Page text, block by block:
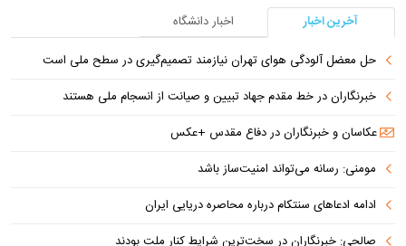
آخرین اخبار
اخبار دانشگاه
حل معضل آلودگی هوای تهران نیازمند تصمیم‌گیری در سطح ملی است
خبرنگاران در خط مقدم جهاد تبیین و صیانت از انسجام ملی هستند
عکاسان و خبرنگاران در دفاع مقدس +عکس
مومنی: رسانه می‌تواند امنیت‌ساز باشد
ادامه ادعاهای سنتکام درباره محاصره دریایی ایران
صالحی: خبرنگاران در سخت‌ترین شرایط کنار ملت بودند